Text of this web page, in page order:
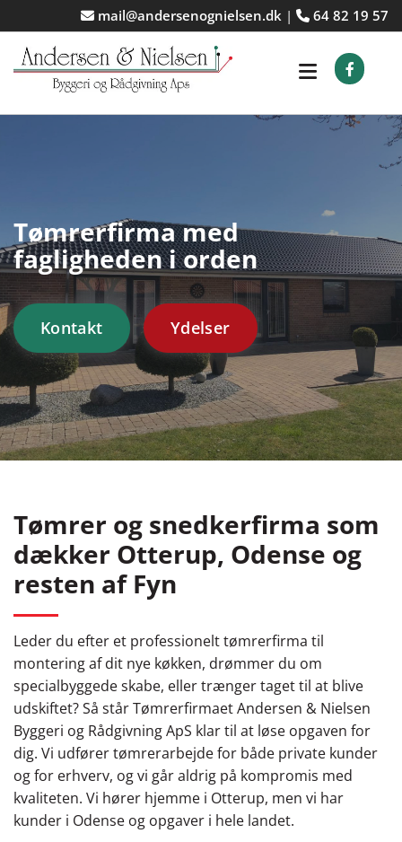
 mail@andersenognielsen.dk|  64 82 19 57
Tømrerfirma med
fagligheden i orden
Kontakt Ydelser
Tømrer og snedkerfirma som
dækker Otterup, Odense og
resten af Fyn
Leder du efter et professionelt tømrerfirma til
montering af dit nye køkken, drømmer du om
specialbyggede skabe, eller trænger taget til at blive
udskiftet? Så står Tømrerfirmaet Andersen & Nielsen
Byggeri og Rådgivning ApS klar til at løse opgaven for
dig. Vi udfører tømrerarbejde for både private kunder
og for erhverv, og vi går aldrig på kompromis med
kvaliteten. Vi hører hjemme i Otterup, men vi har
kunder i Odense og opgaver i hele landet.